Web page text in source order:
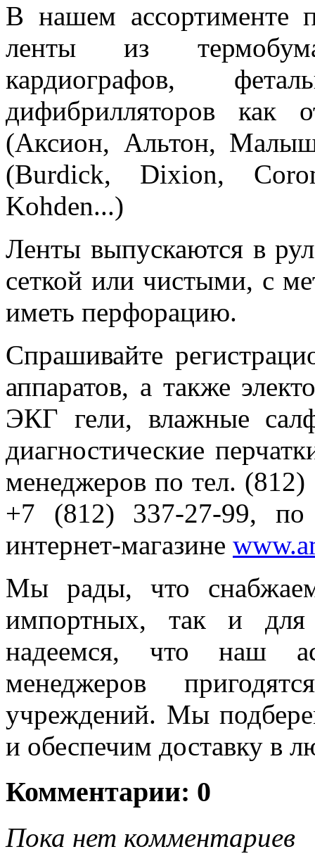
В нашем ассортименте
ленты из
кардиографов,
дифибрилляторов как
(Аксион, Альтон,
(Burdick, Dixion,
Kohden...)
Ленты выпускаются в
сеткой или чистыми, с
иметь перфорацию.
Спрашивайте
аппаратов, а также
ЭКГ гели, влажные
диагностические
менеджеров по тел.
+7 (812) 337-27-99,
интернет-магазине
Мы рады, что
импортных, так и для
надеемся, что наш
менеджеров
учреждений. Мы
и обеспечим доставку в
Комментарии: 0
Пока нет комментариев